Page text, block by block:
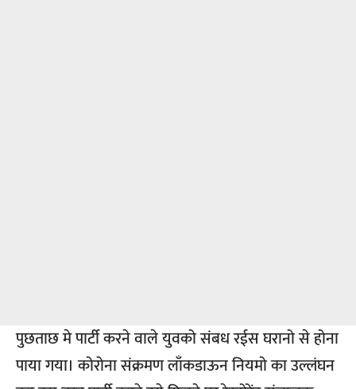
पुछताछ मे पार्टी करने वाले युवको संबध रईस घरानो से होना
पाया गया। कोरोना संक्रमण लाँकडाऊन नियमो का उल्लंघन